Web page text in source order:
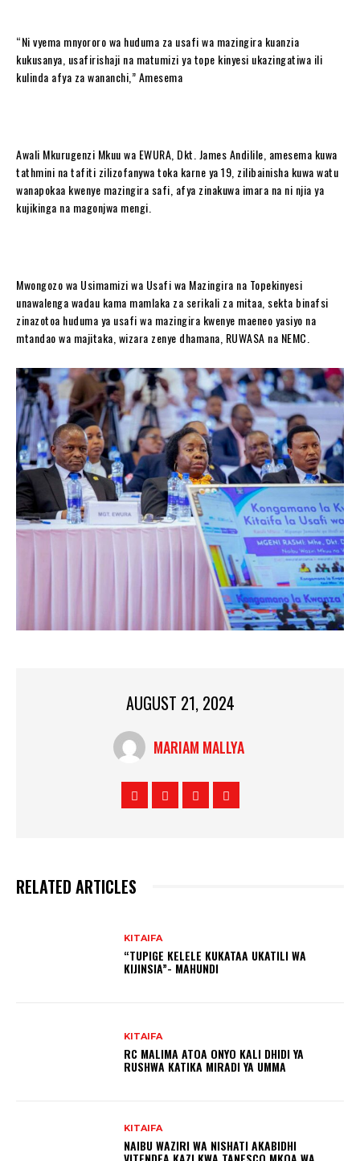
“Ni vyema mnyororo wa huduma za usafi wa mazingira kuanzia
kukusanya, usafirishaji na matumizi ya tope kinyesi ukazingatiwa ili
kulinda afya za wananchi,” Amesema
Awali Mkurugenzi Mkuu wa EWURA, Dkt. James Andilile, amesema kuwa
tathmini na tafiti zilizofanywa toka karne ya 19, zilibainisha kuwa watu
wanapokaa kwenye mazingira safi, afya zinakuwa imara na ni njia ya
kujikinga na magonjwa mengi.
Mwongozo wa Usimamizi wa Usafi wa Mazingira na Topekinyesi
unawalenga wadau kama mamlaka za serikali za mitaa, sekta binafsi
zinazotoa huduma ya usafi wa mazingira kwenye maeneo yasiyo na
mtandao wa majitaka, wizara zenye dhamana, RUWASA na NEMC.
AUGUST 21, 2024
MARIAM MALLYA
RELATED ARTICLES
KITAIFA
“TUPIGE KELELE KUKATAA UKATILI WA
KIJINSIA”- MAHUNDI
KITAIFA
RC MALIMA ATOA ONYO KALI DHIDI YA
RUSHWA KATIKA MIRADI YA UMMA
KITAIFA
NAIBU WAZIRI WA NISHATI AKABIDHI